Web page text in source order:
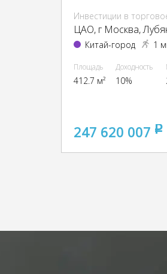
Инвестиции в
ЦАО, г Москва,
Китай-город 1
Площадь
412.7 м²
Доходность
10%
247 620 007